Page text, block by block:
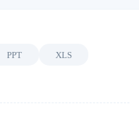
PPT XLS